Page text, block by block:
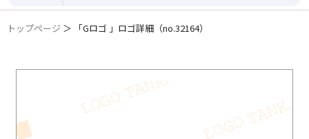
トップページ ＞ 「Gロゴ 」ロゴ詳細（no.32164）